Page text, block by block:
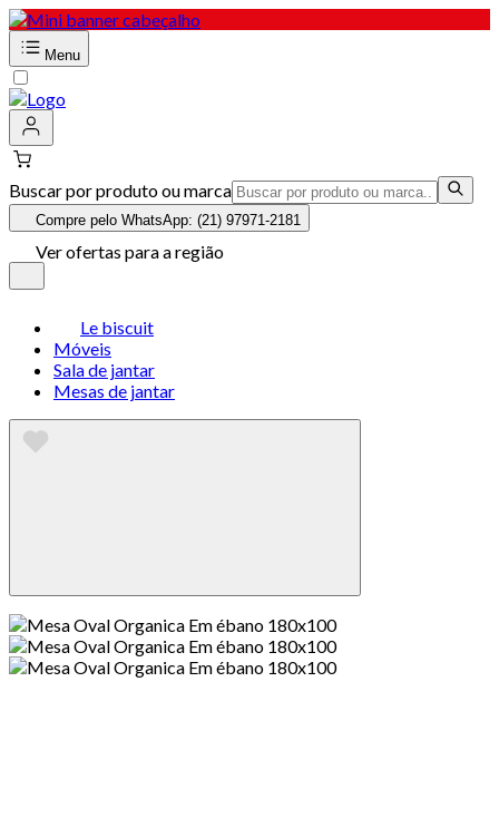
Menu
Buscar por produto ou marca
Compre pelo WhatsApp: (21) 97971-2181
Ver ofertas para a região
Le biscuit
Móveis
Sala de jantar
Mesas de jantar